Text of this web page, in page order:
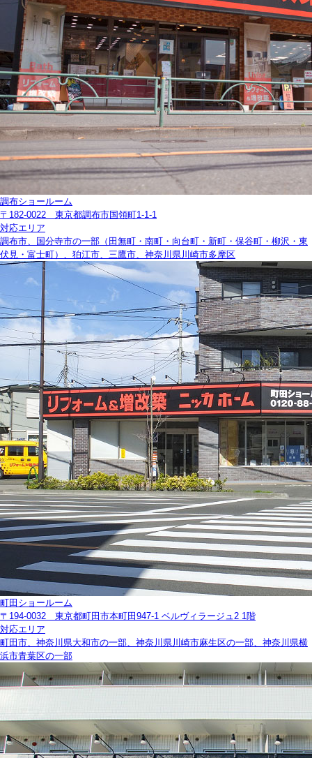
調布ショールーム
〒182-0022 東京都調布市国領町1-1-1
対応エリア
調布市、国分寺市の一部（田無町・南町・向台町・新町・保谷町・柳沢・東
伏見・富士町）、狛江市、三鷹市、神奈川県川崎市多摩区
町田ショールーム
〒194-0032 東京都町田市本町田947-1 ベルヴィラージュ2 1階
対応エリア
町田市、神奈川県大和市の一部、神奈川県川崎市麻生区の一部、神奈川県横
浜市青葉区の一部